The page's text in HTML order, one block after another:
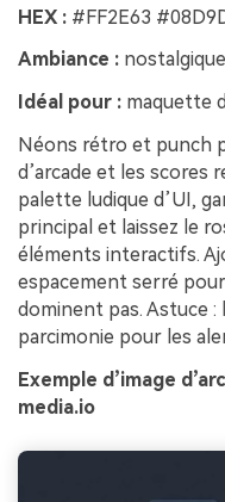
HEX : #FF2E63
Ambiance :
Idéal pour : maquette
Néons rétro et punch
d’arcade et les scores
palette ludique d’UI,
principal et laissez le
éléments interactifs.
espacement serré
dominent pas. Astuce :
parcimonie pour les
Exemple d’image
media.io